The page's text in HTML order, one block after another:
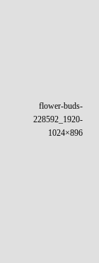
flower-buds-
228592_1920-
1024×896